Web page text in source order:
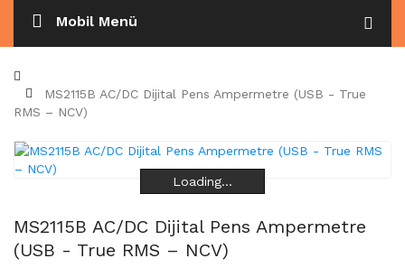
Mobil Menü
MS2115B AC/DC Dijital Pens Ampermetre (USB - True
RMS – NCV)
Loading...
Loading...
Loading...
Loading...
MS2115B AC/DC Dijital Pens Ampermetre
(USB - True RMS – NCV)